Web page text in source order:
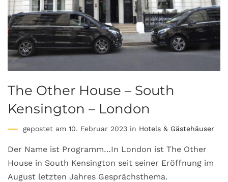
The Other House – South
Kensington – London
gepostet am 10. Februar 2023 in Hotels & Gästehäuser
Der Name ist Programm…In London ist The Other
House in South Kensington seit seiner Eröffnung im
August letzten Jahres Gesprächsthema.